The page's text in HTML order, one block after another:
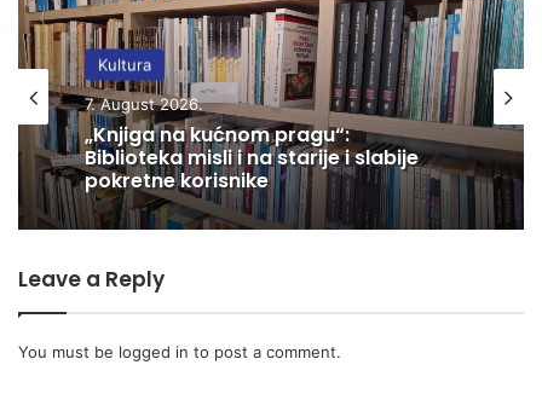
Kultura
7. August 2026.
„Knjiga na kućnom pragu“:
Biblioteka misli i na starije i slabije
pokretne korisnike
Leave a Reply
You must be logged in to post a comment.